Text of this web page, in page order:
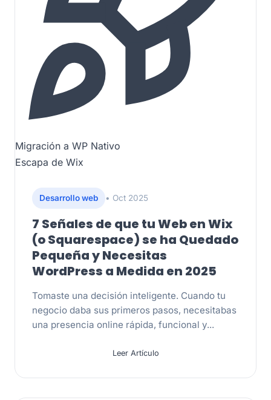
Migración a WP Nativo
Escapa de Wix
Desarrollo web • Oct 2025
7 Señales de que tu Web en Wix
(o Squarespace) se ha Quedado
Pequeña y Necesitas
WordPress a Medida en 2025
Tomaste una decisión inteligente. Cuando tu
negocio daba sus primeros pasos, necesitabas
una presencia online rápida, funcional y...
Leer Artículo